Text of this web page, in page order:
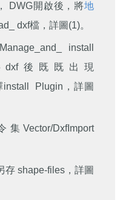
DWG開啟後，將地
dxf檔，詳圖(1)。
install
dxf後既既出現
install Plugin，詳圖
Vector/DxfImport
存 shape-files，詳圖